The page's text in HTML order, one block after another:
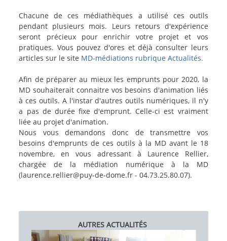
Chacune de ces médiathèques a utilisé ces outils
pendant plusieurs mois. Leurs retours d'expérience
seront précieux pour enrichir votre projet et vos
pratiques. Vous pouvez d'ores et déjà consulter leurs
articles sur le site MD-médiations rubrique Actualités.
Afin de préparer au mieux les emprunts pour 2020, la
MD souhaiterait connaitre vos besoins d'animation liés
à ces outils. A l'instar d'autres outils numériques, il n'y
a pas de durée fixe d'emprunt. Celle-ci est vraiment
liée au projet d'animation.
Nous vous demandons donc de transmettre vos
besoins d'emprunts de ces outils à la MD avant le 18
novembre, en vous adressant à Laurence Rellier,
chargée de la médiation numérique à la MD
(laurence.rellier@puy-de-dome.fr - 04.73.25.80.07).
AUTRES ACTUALITÉS
Image